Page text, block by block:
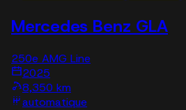
Mercedes Benz GLA
250e AMG Line
2025
8,350 km
automatique